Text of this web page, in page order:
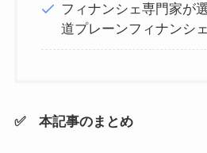
フィナンシェ専門家が
道プレーンフィナンシェ
✅ 本記事のまとめ